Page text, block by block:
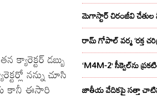
క్యారెక్టర్ డబ్బు
నన్ను చూసి
కానీ ఈసారి
మెగాస్టార్ చిరంజీవి చేతుల
రామ్ గోపాల్ వర్మ ‘రక్త
‘M4M-2’ సీక్వెల్‌ను
జాతీయ వేదికపై సత్తా